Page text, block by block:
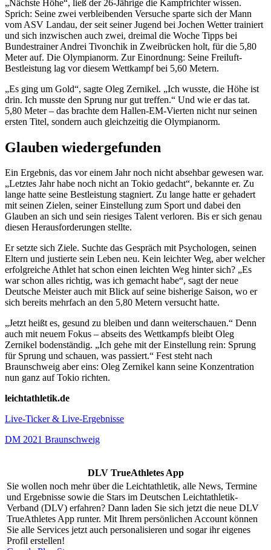
„Nächste Höhe“, ließ der 26-Jährige die Kampfrichter wissen.
Sprich: Seine zwei verbleibenden Versuche sparte sich der Mann
vom ASV Landau, der seit seiner Jugend bei Jochen Wetter trainiert
und sich inzwischen auch zwei, dreimal die Woche Tipps bei
Bundestrainer Andrei Tivonchik in Zweibrücken holt, für die 5,80
Meter auf. Die Olympianorm. Zur Einordnung: Seine Freiluft-
Bestleistung lag vor diesem Wettkampf bei 5,60 Metern.
„Es ging um Gold“, sagte Oleg Zernikel. „Ich wusste, die Höhe ist
drin. Ich musste den Sprung nur gut treffen.“ Und wie er das tat.
5,80 Meter – das brachte dem Hallen-EM-Vierten nicht nur seinen
ersten Titel, sondern auch gleichzeitig die Olympianorm.
Glauben wiedergefunden
Ein Ergebnis, das vor einem Jahr noch nicht absehbar gewesen war.
„Letztes Jahr habe noch nicht an Tokio gedacht“, bekannte er. Zu
lange hatte seine Bestleistung stagniert. Zu lange hatte er gehadert
mit seinen Zielen, seiner Einstellung zum Sport und dabei den
Glauben an sich und sein riesiges Talent verloren. Bis er sich genau
diesen Herausforderungen stellte.
Er setzte sich Ziele. Suchte das Gespräch mit Psychologen, seinen
Eltern und justierte sein Leben neu. Kein leichter Weg, aber welcher
erfolgreiche Athlet hat schon einen leichten Weg hinter sich? „Es
war schon alles richtig, was ich gemacht habe“, sagt der neue
Deutsche Meister auch mit Blick auf seine bisherige Saison, wo er
sich bereits mehrfach an den 5,80 Metern versucht hatte.
„Jetzt heißt es, gesund zu bleiben und dann weiterschauen.“ Denn
auch mit neuem Fokus – abseits des Wettkampfs bleibt Oleg
Zernikel bodenständig. „Ich gehe mit der Einstellung rein: Sprung
für Sprung und schauen, was passiert.“ Fest steht nach
Braunschweig aber eins: Oleg Zernikel kann seine Konzentration
nun ganz auf Tokio richten.
leichtathletik.de
Live-Ticker & Live-Ergebnisse
DM 2021 Braunschweig
DLV TrueAthletes App
Sie wollen noch mehr über die Leichtathletik, alle News, Termine
und Ergebnisse sowie die Stars im Deutschen Leichtathletik-
Verband (DLV) erfahren? Dann laden Sie sich jetzt die neue DLV
TrueAthletes App runter. Mit Ihrem persönlichen Account können
Sie alle Services jetzt auch personalisieren und sogar ihr eigenes
Profil erstellen!